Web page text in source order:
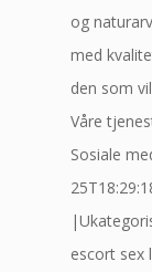
og
med
den som
Våre
Sosiale
escort sex